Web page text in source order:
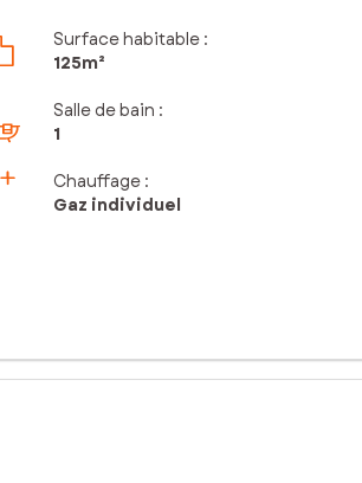
Surface habitable :
125m²
Salle de bain :
1
Chauffage :
Gaz individuel